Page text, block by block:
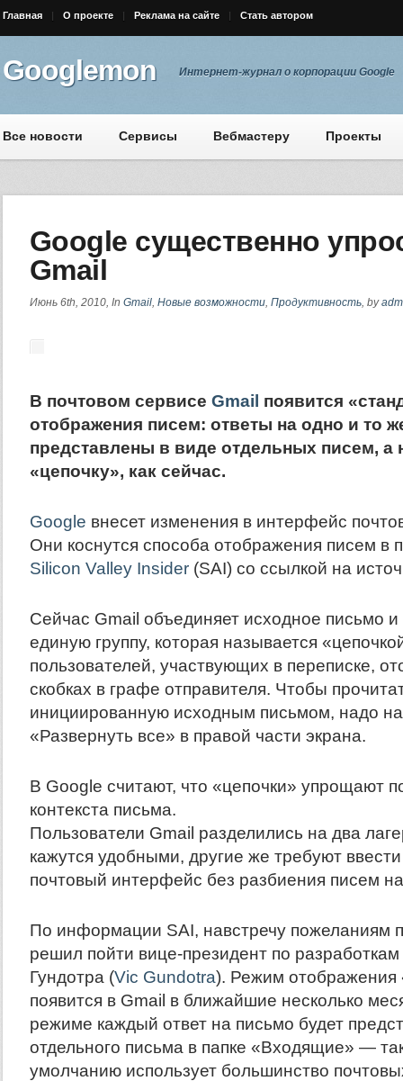
Главная О проекте Реклама на сайте Стать автором
Googlemon Интернет-журнал о корпорации Google
Все новости Сервисы Вебмастеру Проекты
Google существенно
Gmail
Июнь 6th, 2010, In Gmail, Новые возможности, Продуктивность, by
В почтовом сервисе Gmail появится
отображения писем: ответы на одно и то
представлены в виде отдельных писем, а
«цепочку», как сейчас.
Google внесет изменения в интерфейс
Они коснутся способа отображения писем в
Silicon Valley Insider(SAI) со ссылкой на
Сейчас Gmail объединяет исходное письмо и
единую группу, которая называется
пользователей, участвующих в переписке,
скобках в графе отправителя. Чтобы
инициированную исходным письмом, надо
«Развернуть все» в правой части экрана.
В Google считают, что «цепочки» упрощают
контекста письма.
Пользователи Gmail разделились на два
кажутся удобными, другие же требуют
почтовый интерфейс без разбиения писем
По информации SAI, навстречу пожеланиям
решил пойти вице-президент по
Гундотра (Vic Gundotra). Режим отображения
появится в Gmail в ближайшие несколько
режиме каждый ответ на письмо будет
отдельного письма в папке «Входящие» —
умолчанию использует большинство